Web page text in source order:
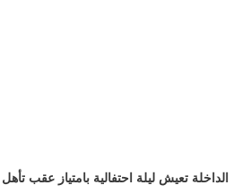
الداخلة تعيش ليلة احتفالية بامتياز عقب